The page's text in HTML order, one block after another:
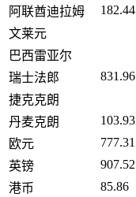
阿联酋迪拉姆
182.44
文莱元
巴西雷亚尔
瑞士法郎
831.96
捷克克朗
丹麦克朗
103.93
欧元
777.31
英镑
907.52
港币
85.86